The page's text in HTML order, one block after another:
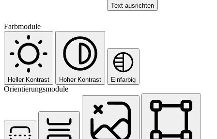
Text ausrichten
Farbmodule
Heller Kontrast Hoher Kontrast Einfarbig
Orientierungsmodule